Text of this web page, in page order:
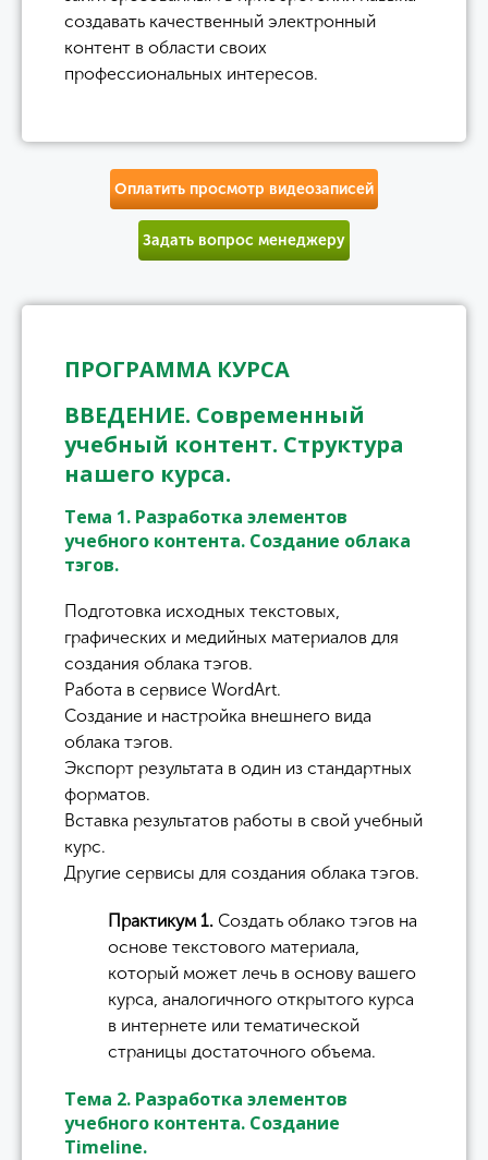
создавать качественный электронный
контент в области своих
профессиональных интересов.
Оплатить просмотр видеозаписей
Задать вопрос менеджеру
ПРОГРАММА КУРСА
ВВЕДЕНИЕ. Современный
учебный контент. Структура
нашего курса.
Тема 1. Разработка элементов
учебного контента. Создание облака
тэгов.
Подготовка исходных текстовых,
графических и медийных материалов для
создания облака тэгов.
Работа в сервисе WordArt.
Создание и настройка внешнего вида
облака тэгов.
Экспорт результата в один из стандартных
форматов.
Вставка результатов работы в свой учебный
курс.
Другие сервисы для создания облака тэгов.
Практикум 1. Создать облако тэгов на
основе текстового материала,
который может лечь в основу вашего
курса, аналогичного открытого курса
в интернете или тематической
страницы достаточного объема.
Тема 2. Разработка элементов
учебного контента. Создание
Timeline.